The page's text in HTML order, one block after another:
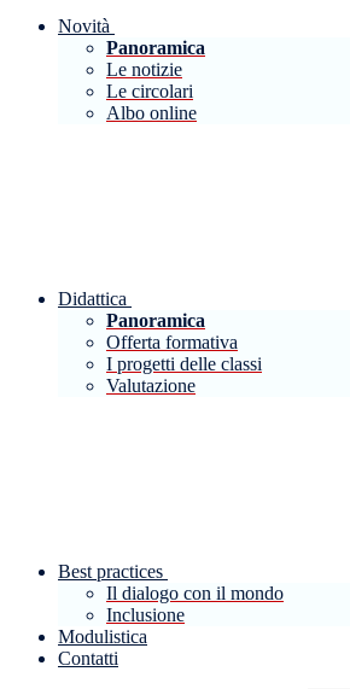
Novità
Panoramica
Le notizie
Le circolari
Albo online
Didattica
Panoramica
Offerta formativa
I progetti delle classi
Valutazione
Best practices
Il dialogo con il mondo
Inclusione
Modulistica
Contatti